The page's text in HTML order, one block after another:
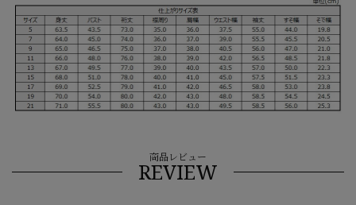
商品レビュー
REVIEW